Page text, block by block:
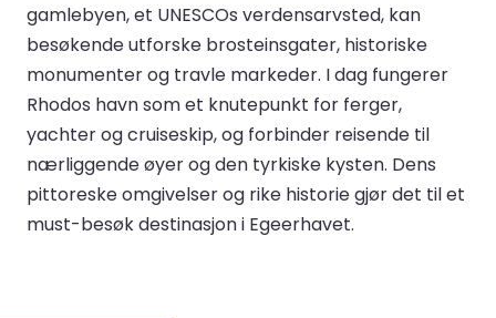
gamlebyen, et UNESCOs verdensarvsted, kan
besøkende utforske brosteinsgater, historiske
monumenter og travle markeder. I dag fungerer
Rhodos havn som et knutepunkt for ferger,
yachter og cruiseskip, og forbinder reisende til
nærliggende øyer og den tyrkiske kysten. Dens
pittoreske omgivelser og rike historie gjør det til et
must-besøk destinasjon i Egeerhavet.